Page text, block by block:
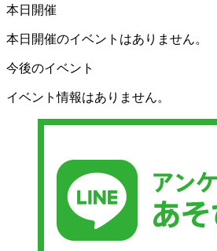
本日開催
本日開催のイベントはありません。
今後のイベント
イベント情報はありません。